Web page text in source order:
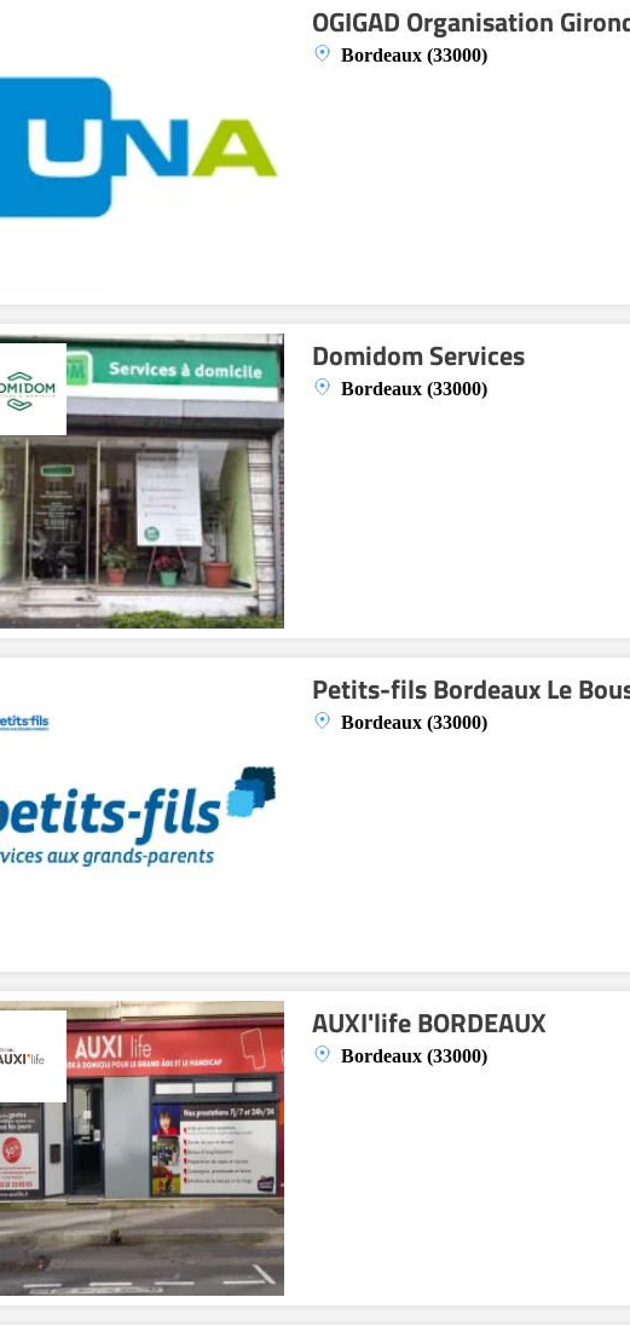
OGIGAD Organisation
Bordeaux (33000)
Domidom Services
Bordeaux (33000)
Petits-fils Bordeaux Le
Bordeaux (33000)
AUXI'life BORDEAUX
Bordeaux (33000)